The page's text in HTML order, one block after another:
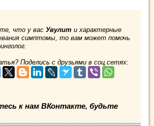
что у вас Увулит и характерные
симптомы, то вам может помочь
Поделись с друзьями в соц.сетях:
к нам ВКонтакте, будьте